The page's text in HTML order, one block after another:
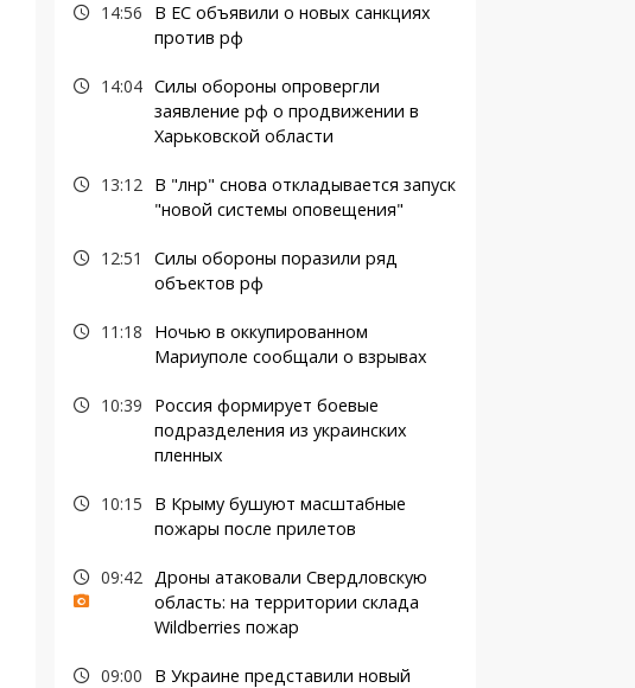
14:56
В ЕС объявили о новых санкциях
против рф
14:04 Силы обороны опровергли
заявление рф о продвижении в
Харьковской области
13:12
В "лнр" снова откладывается запуск
"новой системы оповещения"
12:51
Силы обороны поразили ряд
объектов рф
11:18
Ночью в оккупированном
Мариуполе сообщали о взрывах
10:39
Россия формирует боевые
подразделения из украинских
пленных
10:15
В Крыму бушуют масштабные
пожары после прилетов
09:42 Дроны атаковали Свердловскую
область: на территории склада
Wildberries пожар
09:00
В Украине представили новый